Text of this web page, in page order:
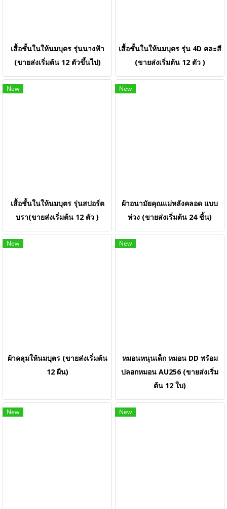
เสื้อชั้นในให้นมบุตร รุ่นนางฟ้า
(ขายส่งเริ่มต้น 12 ตัวขึ้นไป)
เสื้อชั้นในให้นมบุตร รุ่น 4D คละสี
(ขายส่งเริ่มต้น 12 ตัว )
New
เสื้อชั้นในให้นมบุตร รุ่นสปอร์ต
บรา(ขายส่งเริ่มต้น 12 ตัว )
New
ผ้าอนามัยคุณแม่หลังคลอด แบบ
ห่วง (ขายส่งเริ่มต้น 24 ชิ้น)
New
ผ้าคลุมให้นมบุตร (ขายส่งเริ่มต้น
12 ผืน)
New
หมอนหนุนเด็ก หมอน DD พร้อม
ปลอกหมอน AU256 (ขายส่งเริ่ม
ต้น 12 ใบ)
New New